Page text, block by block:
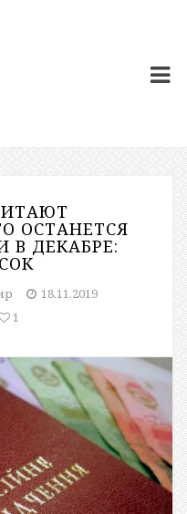
ОСТАНЕТСЯ
В ДЕКАБРЕ:
18.11.2019
1